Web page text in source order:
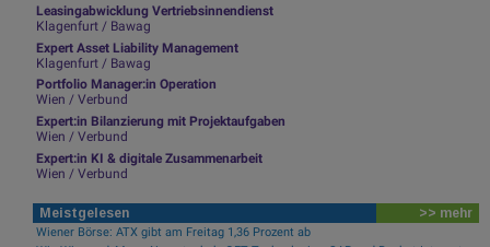
Leasingabwicklung Vertriebsinnendienst
Klagenfurt / Bawag
Expert Asset Liability Management
Klagenfurt / Bawag
Portfolio Manager:in Operation
Wien / Verbund
Expert:in Bilanzierung mit Projektaufgaben
Wien / Verbund
Expert:in KI & digitale Zusammenarbeit
Wien / Verbund
Meistgelesen >> mehr
Wiener Börse: ATX gibt am Freitag 1,36 Prozent ab